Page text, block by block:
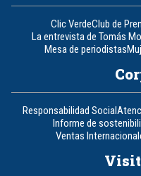
Clic VerdeClub de
La entrevista de Tomás
Mesa de periodistas
Responsabilidad Social
Informe de
Ventas